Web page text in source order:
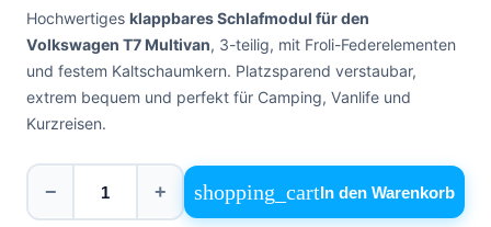
Google
Facebook
Instagram
Hochwertiges klappbares Schlafmodul für den
Volkswagen T7 Multivan, 3-teilig, mit Froli-Federelementen
und festem Kaltschaumkern. Platzsparend verstaubar,
extrem bequem und perfekt für Camping, Vanlife und
Kurzreisen.
− + shopping_cartIn den Warenkorb